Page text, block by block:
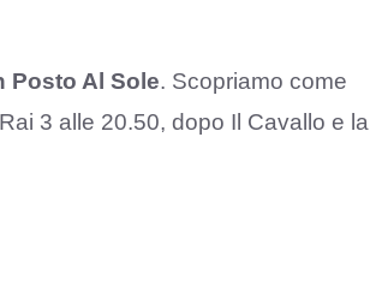
Posto Al Sole. Scopriamo come
3 alle 20.50, dopo Il Cavallo e la